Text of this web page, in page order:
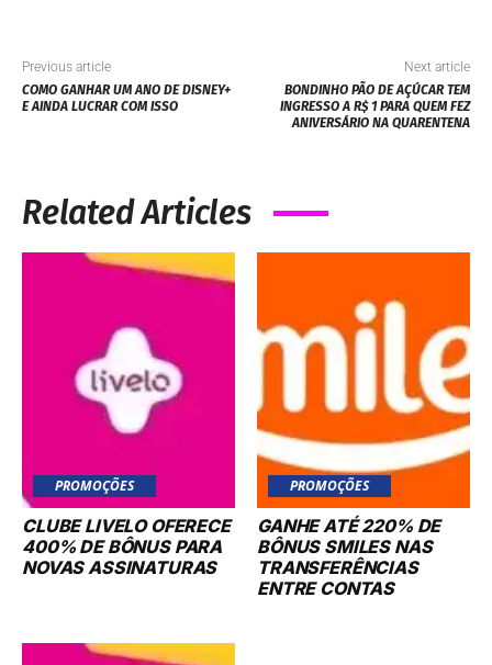
Previous article
COMO GANHAR UM ANO DE DISNEY+
E AINDA LUCRAR COM ISSO
Next article
BONDINHO PÃO DE AÇÚCAR TEM
INGRESSO A R$ 1 PARA QUEM FEZ
ANIVERSÁRIO NA QUARENTENA
Related Articles
PROMOÇÕES
CLUBE LIVELO OFERECE
400% DE BÔNUS PARA
NOVAS ASSINATURAS
PROMOÇÕES
GANHE ATÉ 220% DE
BÔNUS SMILES NAS
TRANSFERÊNCIAS
ENTRE CONTAS